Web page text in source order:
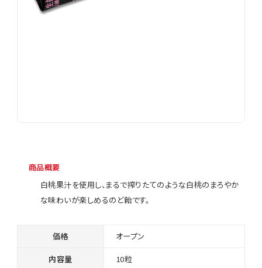
商品概要
白桃果汁を使用し、まるで搾りたてのような白桃のまろやか
な味わいが楽しめるのど飴です。
価格 オープン
内容量 10粒